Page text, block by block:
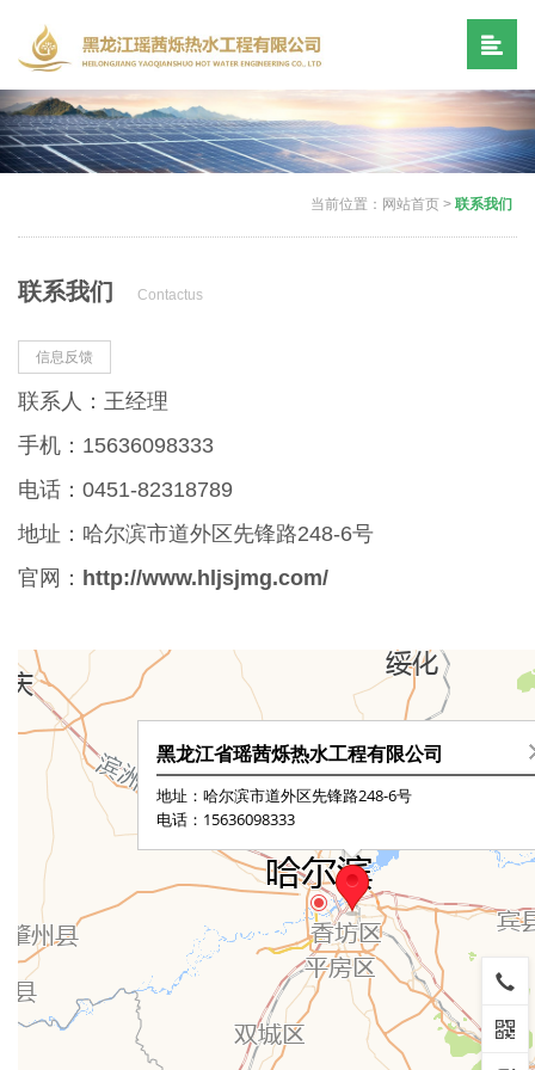
当前位置： 网站首页 > 联系我们
联系我们 Contactus
信息反馈
联系人：王经理
手机： 15636098333
电话： 0451-82318789
地址： 哈尔滨市道外区先锋路248-6号
官网： http://www.hljsjmg.com/